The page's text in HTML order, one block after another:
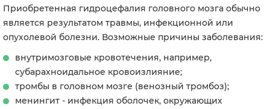
Приобретенная гидроцефалия головного мозга обычно
является результатом травмы, инфекционной или
опухолевой болезни. Возможные причины заболевания:
внутримозговые кровотечения, например,
субарахноидальное кровоизлияние;
тромбы в головном мозге (венозный тромбоз);
менингит - инфекция оболочек, окружающих